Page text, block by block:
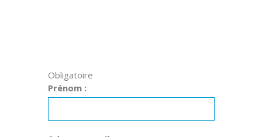
Obligatoire
Prénom :